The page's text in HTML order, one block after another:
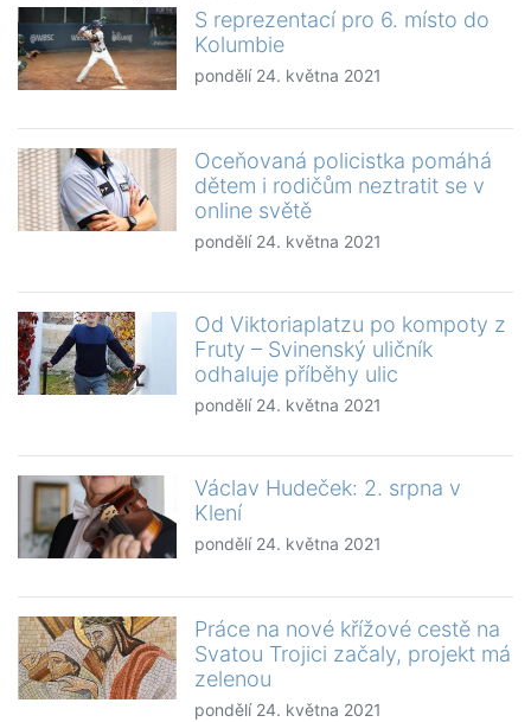
S reprezentací pro 6. místo do
Kolumbie
pondělí 24. května 2021
Oceňovaná policistka pomáhá
dětem i rodičům neztratit se v
online světě
pondělí 24. května 2021
Od Viktoriaplatzu po kompoty z
Fruty – Svinenský uličník
odhaluje příběhy ulic
pondělí 24. května 2021
Václav Hudeček: 2. srpna v
Klení
pondělí 24. května 2021
Práce na nové křížové cestě na
Svatou Trojici začaly, projekt má
zelenou
pondělí 24. května 2021